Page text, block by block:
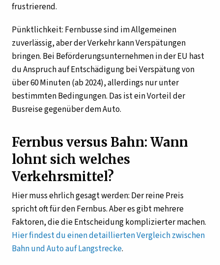
frustrierend.
Pünktlichkeit: Fernbusse sind im Allgemeinen
zuverlässig, aber der Verkehr kann Verspätungen
bringen. Bei Beförderungsunternehmen in der EU hast
du Anspruch auf Entschädigung bei Verspätung von
über 60 Minuten (ab 2024), allerdings nur unter
bestimmten Bedingungen. Das ist ein Vorteil der
Busreise gegenüber dem Auto.
Fernbus versus Bahn: Wann
lohnt sich welches
Verkehrsmittel?
Hier muss ehrlich gesagt werden: Der reine Preis
spricht oft für den Fernbus. Aber es gibt mehrere
Faktoren, die die Entscheidung komplizierter machen.
Hier findest du einen detaillierten Vergleich zwischen
Bahn und Auto auf Langstrecke.